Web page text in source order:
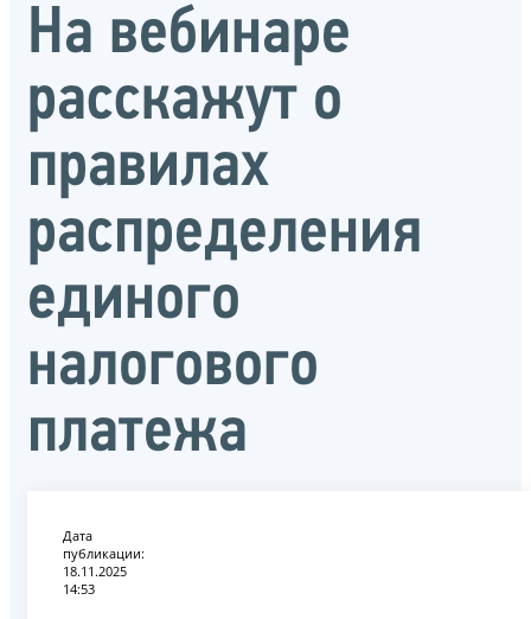
На вебинаре
расскажут о
правилах
распределения
единого
налогового
платежа
Дата
публикации:
18.11.2025
14:53